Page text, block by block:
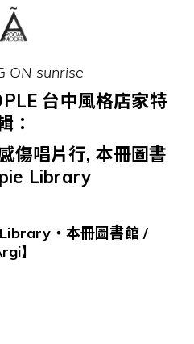
ON sunrise
台中風格店家特
：
傷唱片行, 本冊圖書
Library
・本冊圖書館 /
】